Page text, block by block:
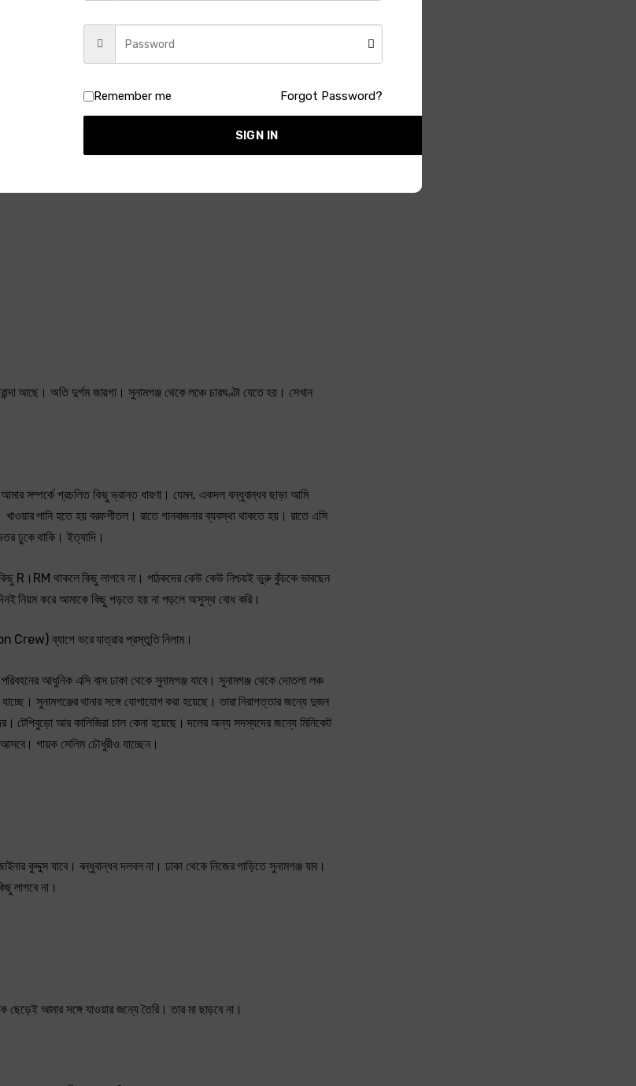
হোটেলে ছিলেন। তার জন্যেও রুম নিতে হয়েছে।
আছে। অতি দুর্গম জায়গা। সুনামগঞ্জ থেকে লঞ্চে চারঘণ্টা যেতে হয়। সেখান
সম্পর্কে প্রচলিত কিছু ভ্রান্ত ধারণা। যেমন, একদল বন্ধুবান্ধব ছাড়া আমি
পানি হতে হয় বরফশীতল। রাতে গানবাজনার ব্যবস্থা থাকতে হয়। রাতে এসি
ঢুকে থাকি। ইত্যাদি।
R।RM থাকলে কিছু লাগবে না। পাঠকদের কেউ কেউ নিশ্চয়ই ভুরু কুঁচকে ভাবছেন
নিয়ম করে আমাকে কিছু পড়তে হয় না পড়লে অসুস্থ বোধ করি।
ব্যাগে ভরে যাত্রার প্রস্তুতি নিলাম।
আধুনিক এসি বাস ঢাকা থেকে সুনামগঞ্জ যাবে। সুনামগঞ্জ থেকে দোতলা লঞ্চ
সুনামগঞ্জের থানার সঙ্গে যোগাযোগ করা হয়েছে। তারা নিরাপত্তার জন্যে দুজন
টেপিবুড়ো আর কালিজিরা চাল কেনা হয়েছে। দলের অন্য সদস্যদের জন্যে মিনিকেট
গায়ক সেলিম চৌধুরীও যাচ্ছেন।
কুদ্দুস যাবে। বন্ধুবান্ধব দলবল না। ঢাকা থেকে নিজের গাড়িতে সুনামগঞ্জ যাব।
লাগবে না।
ছেড়েই আমার সঙ্গে যাওয়ার জন্যে তৈরি। তার মা ছাড়বে না।
Remember me Forgot Password?
SIGN IN